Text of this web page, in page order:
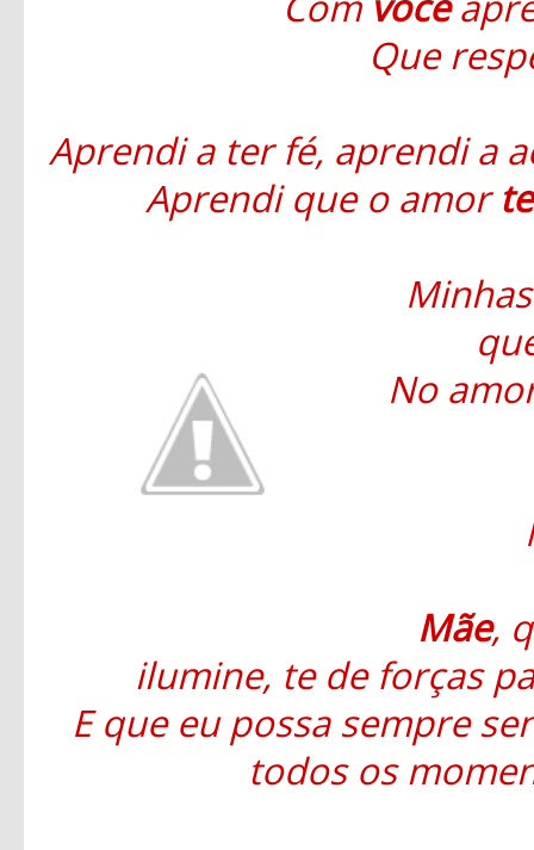
Que
Aprendi a ter fé, aprendi a
Aprendi que o amor
No
Mãe,
ilumine, te de forças
E que eu possa sempre
todos os